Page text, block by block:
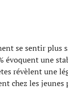
se sentir plus
évoquent une
révèlent une
chez les jeunes